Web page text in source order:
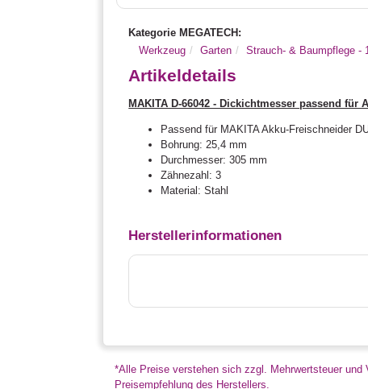
Kategorie MEGATECH:
Werkzeug
Garten Strauch- & Baumpflege -
Artikeldetails
MAKITA D-66042 - Dickichtmesser passend
Passend für MAKITA Akku-Freischneider
Bohrung: 25,4 mm
Durchmesser: 305 mm
Zähnezahl: 3
Material: Stahl
Herstellerinformationen
*Alle Preise verstehen sich zzgl. Mehrwertsteuer
Preisempfehlung des Herstellers.